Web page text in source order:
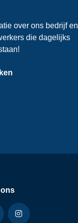
over ons bedrijf en
die dagelijks